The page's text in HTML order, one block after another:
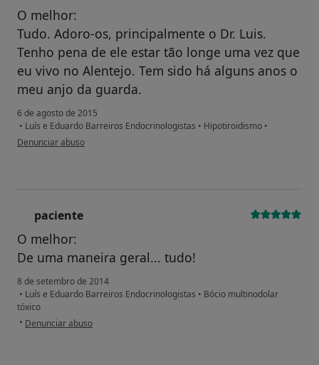
O melhor:
Tudo. Adoro-os, principalmente o Dr. Luis.
Tenho pena de ele estar tão longe uma vez que
eu vivo no Alentejo. Tem sido há alguns anos o
meu anjo da guarda.
6 de agosto de 2015
• Luís e Eduardo Barreiros Endocrinologistas • Hipotiroidismo •
na opinião do utilizador paciente
Denunciar abuso
paciente
O melhor:
De uma maneira geral... tudo!
8 de setembro de 2014
• Luís e Eduardo Barreiros Endocrinologistas • Bócio multinodolar
tóxico
• na opinião do utilizador paciente
Denunciar abuso